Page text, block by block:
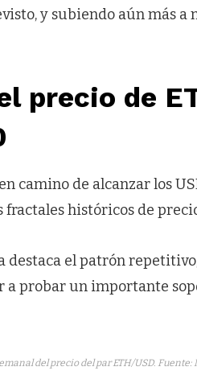
y subiendo aún más
precio de
camino de alcanzar los
fractales históricos de
destaca el patrón
a probar un importante
del precio del par ETH/USD.